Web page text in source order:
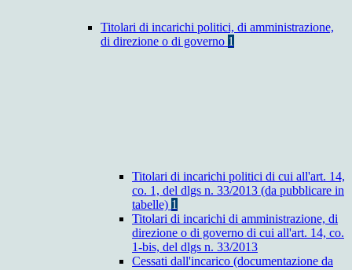
Titolari di incarichi politici, di amministrazione,
di direzione o di governo 1
Titolari di incarichi politici di cui all'art. 14,
co. 1, del dlgs n. 33/2013 (da pubblicare in
tabelle) 1
Titolari di incarichi di amministrazione, di
direzione o di governo di cui all'art. 14, co.
1-bis, del dlgs n. 33/2013
Cessati dall'incarico (documentazione da